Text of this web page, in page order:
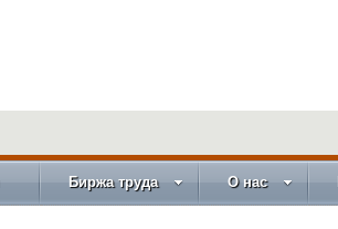
Биржа труда О нас